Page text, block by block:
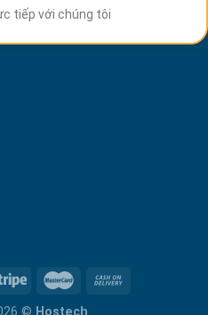
tiếp với chúng tôi
© Hostech